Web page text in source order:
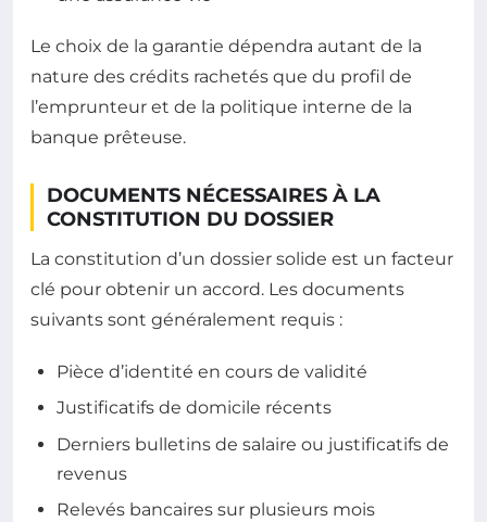
Le choix de la garantie dépendra autant de la
nature des crédits rachetés que du profil de
l’emprunteur et de la politique interne de la
banque prêteuse.
DOCUMENTS NÉCESSAIRES À LA
CONSTITUTION DU DOSSIER
La constitution d’un dossier solide est un facteur
clé pour obtenir un accord. Les documents
suivants sont généralement requis :
Pièce d’identité en cours de validité
Justificatifs de domicile récents
Derniers bulletins de salaire ou justificatifs de
revenus
Relevés bancaires sur plusieurs mois